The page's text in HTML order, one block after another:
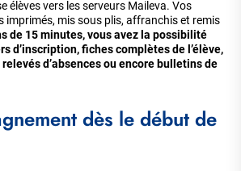
élèves vers les serveurs Maileva. Vos
imprimés, mis sous plis, affranchis et remis
de 15 minutes, vous avez la possibilité
d’inscription, fiches complètes de l’élève,
d’absences ou encore bulletins de
dès le début de